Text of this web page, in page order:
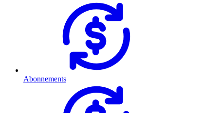
Abonnements